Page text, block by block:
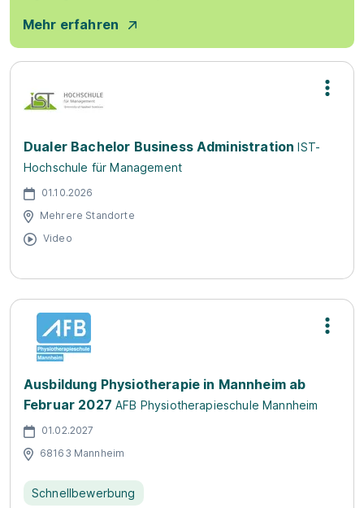
Mehr erfahren
Dualer Bachelor Business Administration IST-
Hochschule für Management
01.10.2026
Mehrere Standorte
Video
Ausbildung Physiotherapie in Mannheim ab
Februar 2027 AFB Physiotherapieschule Mannheim
01.02.2027
68163 Mannheim
Schnellbewerbung